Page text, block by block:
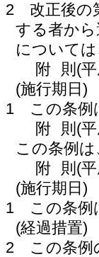
2
改正後の
する者か
について
附 則 (
(施行期日)
1
この条例
附 則 (
この条例
附 則 (
(施行期日)
1
この条例
(経過措置)
2
この条例